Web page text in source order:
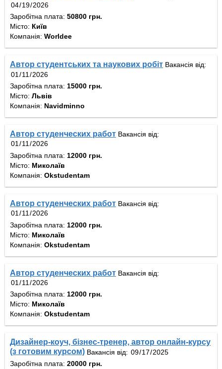
Заробітна плата: 50800 грн.
Місто: Київ
Компанія: Worldee
Автор студентських та наукових робіт Вакансія від:
Заробітна плата: 15000 грн.
Місто: Львів
Компанія: Navidminno
Автор студенческих работ Вакансія від:
Заробітна плата: 12000 грн.
Місто: Миколаїв
Компанія: Okstudentam
Автор студенческих работ Вакансія від:
Заробітна плата: 12000 грн.
Місто: Миколаїв
Компанія: Okstudentam
Автор студенческих работ Вакансія від:
Заробітна плата: 12000 грн.
Місто: Миколаїв
Компанія: Okstudentam
Дизайнер-коуч, бізнес-тренер, автор онлайн-курсу
(з готовим курсом) Вакансія від:
Заробітна плата: 20000 грн.